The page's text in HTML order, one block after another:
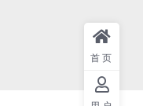
首页